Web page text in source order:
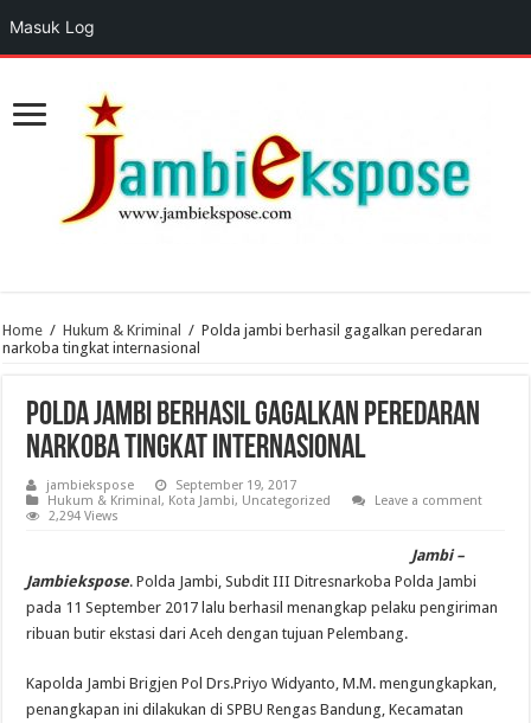
Home / Hukum & Kriminal / Polda jambi berhasil gagalkan peredaran
narkoba tingkat internasional
Polda jambi berhasil gagalkan peredaran
narkoba tingkat internasional
jambiekspose
September 19, 2017
Hukum & Kriminal, Kota Jambi, Uncategorized
Leave a comment
2,294 Views
Jambi –
Jambiekspose. Polda Jambi, Subdit III Ditresnarkoba Polda Jambi
pada 11 September 2017 lalu berhasil menangkap pelaku pengiriman
ribuan butir ekstasi dari Aceh dengan tujuan Pelembang.
Kapolda Jambi Brigjen Pol Drs.Priyo Widyanto, M.M. mengungkapkan,
penangkapan ini dilakukan di SPBU Rengas Bandung, Kecamatan
Masuk Log